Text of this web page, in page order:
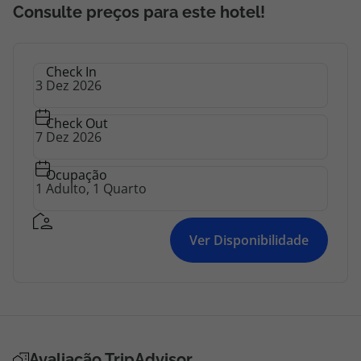
topatlantico@topatlantico.com
Consulte preços para este hotel!
Check In
Check Out
Ocupação
Ver Disponibilidade